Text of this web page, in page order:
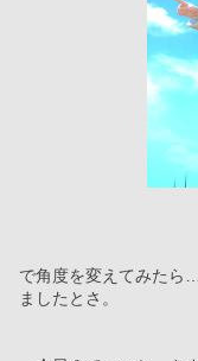
で角度を変えてみたら
ましたとさ。